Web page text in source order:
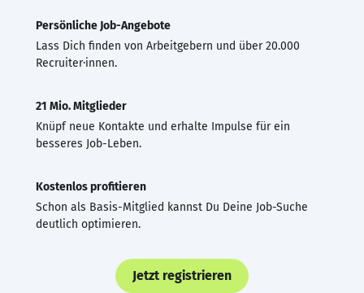
Persönliche Job-Angebote
Lass Dich finden von Arbeitgebern und über 20.000
Recruiter·innen.
21 Mio. Mitglieder
Knüpf neue Kontakte und erhalte Impulse für ein
besseres Job-Leben.
Kostenlos profitieren
Schon als Basis-Mitglied kannst Du Deine Job-Suche
deutlich optimieren.
Jetzt registrieren